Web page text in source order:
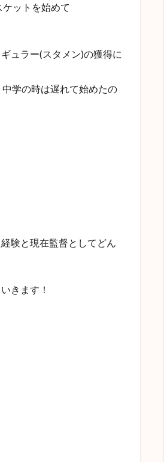
ットを始めて
ュラー(スタメン)の獲得に
学の時は遅れて始めたの
験と現在監督としてどん
きます！